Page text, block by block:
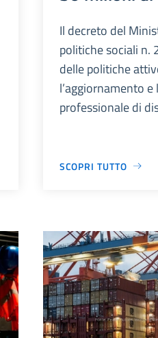
Il decreto del
politiche sociali n.
delle politiche
l’aggiornamento
professionale di
SCOPRI TUTTO